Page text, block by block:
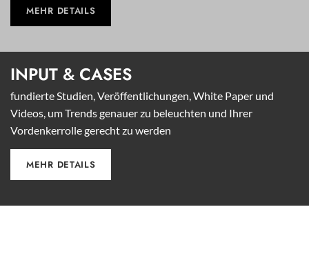
MEHR DETAILS
INPUT & CASES
fundierte Studien, Veröffentlichungen, White Paper und
Videos, um Trends genauer zu beleuchten und Ihrer
Vordenkerrolle gerecht zu werden
MEHR DETAILS